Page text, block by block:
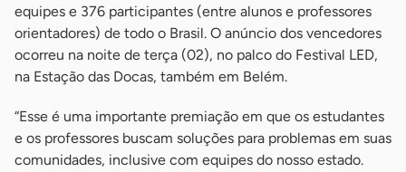
equipes e 376 participantes (entre alunos e professores
orientadores) de todo o Brasil. O anúncio dos vencedores
ocorreu na noite de terça (02), no palco do Festival LED,
na Estação das Docas, também em Belém.
“Esse é uma importante premiação em que os estudantes
e os professores buscam soluções para problemas em suas
comunidades, inclusive com equipes do nosso estado.